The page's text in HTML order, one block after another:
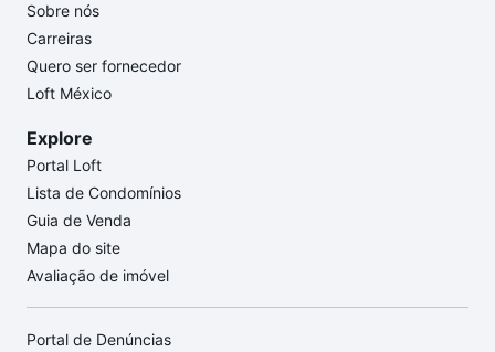
Sobre nós
Carreiras
Quero ser fornecedor
Loft México
Explore
Portal Loft
Lista de Condomínios
Guia de Venda
Mapa do site
Avaliação de imóvel
Portal de Denúncias